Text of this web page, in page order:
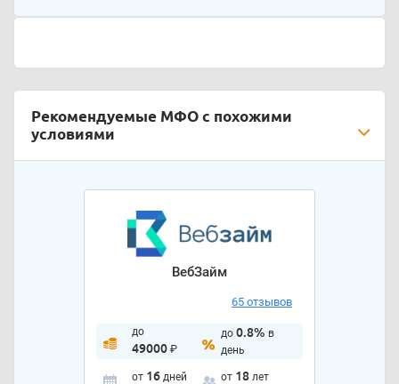
Рекомендуемые МФО с похожими
условиями
ВебЗайм
65 отзывов
до
49000₽
до 0.8% в
день
от 16 дней от 18 лет